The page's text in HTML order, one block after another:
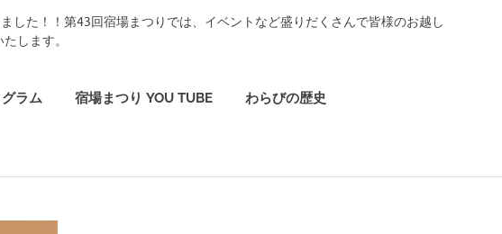
た！！第43回宿場まつりでは、イベントなど盛りだくさんで皆様のお越し
します。
ラム 宿場まつり YOU TUBE わらびの歴史